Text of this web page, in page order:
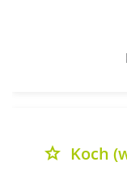
grade Koch